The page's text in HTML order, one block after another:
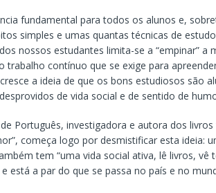
fundamental para todos os alunos e,
simples e umas quantas técnicas de
nossos estudantes limita-se a “empinar” a
trabalho contínuo que se exige para
a ideia de que os bons estudiosos são
de vida social e de sentido de
Português, investigadora e autora dos
começa logo por desmistificar esta ideia:
tem “uma vida social ativa, lê livros, vê
está a par do que se passa no país e no